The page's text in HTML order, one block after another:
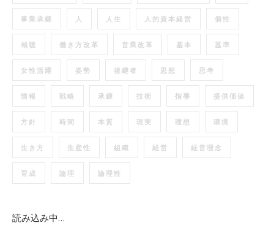
事業承継 人 人生 人的資本経営 個性
傾聴 働き方改革 営業改革 基本 基準
女性活躍 姿勢 後継者 思想 思考
情報 戦略 承継 技術 指導 提供価値
方針 時間 本質 現実 理想 環境
生き方 生産性 組織 経営 経営理念
育成 論理 論理性
読み込み中…